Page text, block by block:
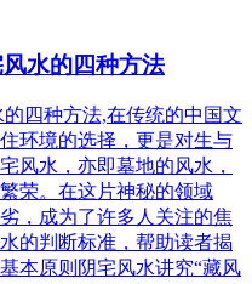
水的四种方法
四种方法,在传统的中国文
环境的选择，更是对生与
风水，亦即墓地的风水，
荣。在这片神秘的领域
，成为了许多人关注的焦
的判断标准，帮助读者揭
本原则阴宅风水讲究“藏风